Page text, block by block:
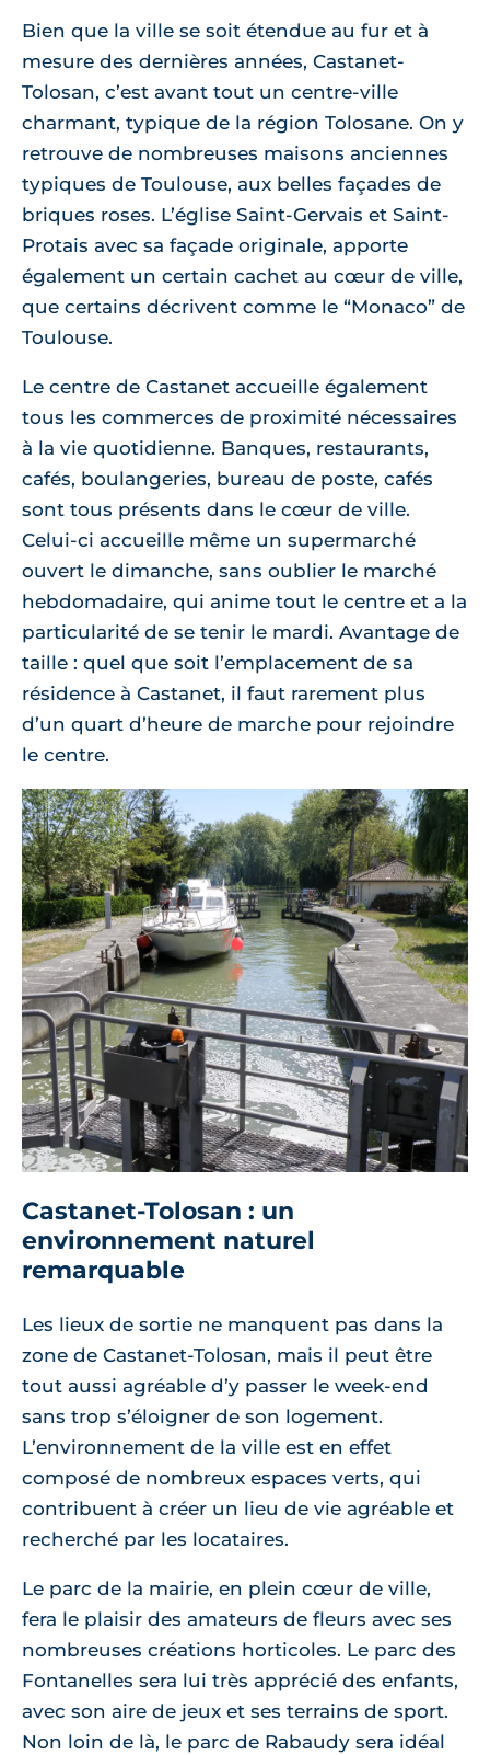
Bien que la ville se soit étendue au fur et à
mesure des dernières années, Castanet-
Tolosan, c’est avant tout un centre-ville
charmant, typique de la région Tolosane. On y
retrouve de nombreuses maisons anciennes
typiques de Toulouse, aux belles façades de
briques roses. L’église Saint-Gervais et Saint-
Protais avec sa façade originale, apporte
également un certain cachet au cœur de ville,
que certains décrivent comme le “Monaco” de
Toulouse.
Le centre de Castanet accueille également
tous les commerces de proximité nécessaires
à la vie quotidienne. Banques, restaurants,
cafés, boulangeries, bureau de poste, cafés
sont tous présents dans le cœur de ville.
Celui-ci accueille même un supermarché
ouvert le dimanche, sans oublier le marché
hebdomadaire, qui anime tout le centre et a la
particularité de se tenir le mardi. Avantage de
taille : quel que soit l’emplacement de sa
résidence à Castanet, il faut rarement plus
d’un quart d’heure de marche pour rejoindre
le centre.
Castanet-Tolosan : un
environnement naturel
remarquable
Les lieux de sortie ne manquent pas dans la
zone de Castanet-Tolosan, mais il peut être
tout aussi agréable d’y passer le week-end
sans trop s’éloigner de son logement.
L’environnement de la ville est en effet
composé de nombreux espaces verts, qui
contribuent à créer un lieu de vie agréable et
recherché par les locataires.
Le parc de la mairie, en plein cœur de ville,
fera le plaisir des amateurs de fleurs avec ses
nombreuses créations horticoles. Le parc des
Fontanelles sera lui très apprécié des enfants,
avec son aire de jeux et ses terrains de sport.
Non loin de là, le parc de Rabaudy sera idéal